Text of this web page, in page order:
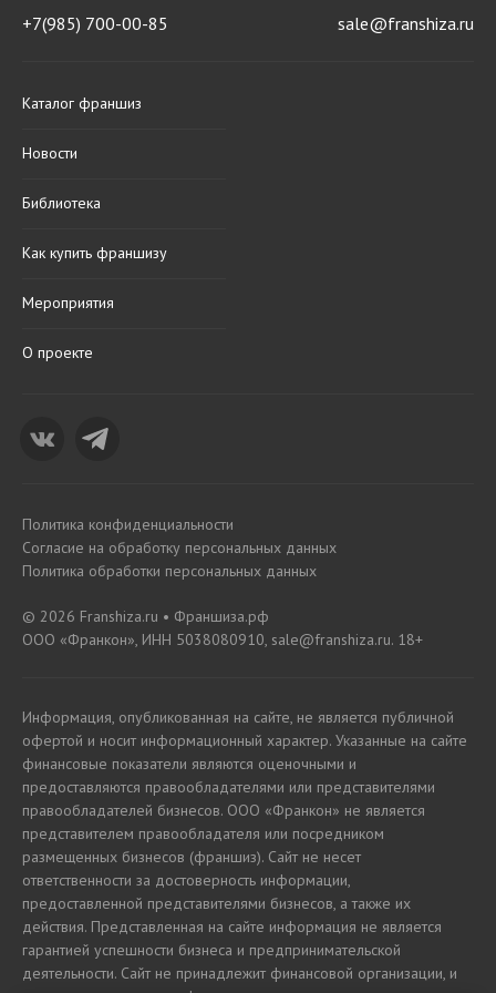
+7(985) 700-00-85 sale@franshiza.ru
Каталог франшиз
Новости
Библиотека
Как купить франшизу
Мероприятия
О проекте
Политика конфиденциальности
Согласие на обработку персональных данных
Политика обработки персональных данных
© 2026 Franshiza.ru • Франшиза.рф
ООО «Франкон», ИНН 5038080910, sale@franshiza.ru. 18+
Информация, опубликованная на сайте, не является публичной
офертой и носит информационный характер. Указанные на сайте
финансовые показатели являются оценочными и
предоставляются правообладателями или представителями
правообладателей бизнесов. ООО «Франкон» не является
представителем правообладателя или посредником
размещенных бизнесов (франшиз). Сайт не несет
ответственности за достоверность информации,
предоставленной представителями бизнесов, а также их
действия. Представленная на сайте информация не является
гарантией успешности бизнеса и предпринимательской
деятельности. Сайт не принадлежит финансовой организации, и